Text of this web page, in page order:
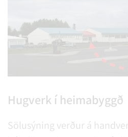
Hugverk í heimabyggð
Sölusýning verður á